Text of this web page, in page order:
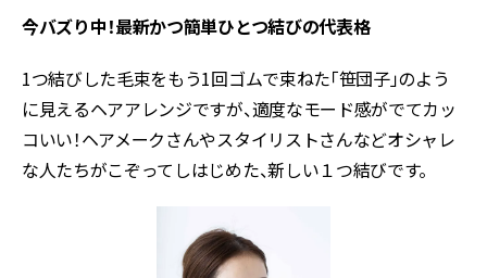
今バズり中！最新かつ簡単ひとつ結びの代表格
1つ結びした毛束をもう1回ゴムで束ねた「笹団子」のよう
に見えるヘアアレンジですが、適度なモード感がでてカッ
コいい！ヘアメークさんやスタイリストさんなどオシャレ
な人たちがこぞってしはじめた、新しい１つ結びです。